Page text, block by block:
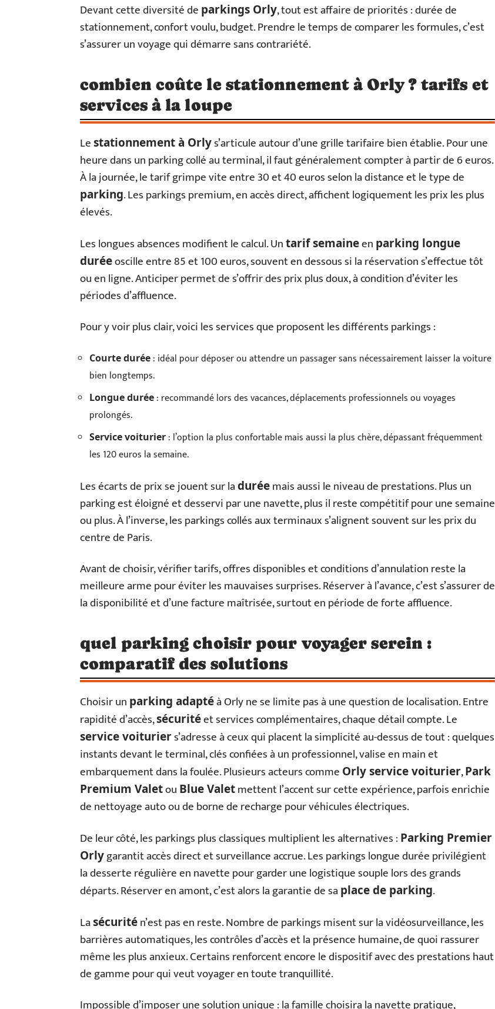
Devant cette diversité de parkings Orly, tout est affaire de priorités : durée de
stationnement, confort voulu, budget. Prendre le temps de comparer les formules, c’est
s’assurer un voyage qui démarre sans contrariété.
combien coûte le stationnement à Orly ? tarifs et
services à la loupe
Lestationnement à Orlys’articule autour d’une grille tarifaire bien établie. Pour une
heure dans un parking collé au terminal, il faut généralement compter à partir de 6 euros.
À la journée, le tarif grimpe vite entre 30 et 40 euros selon la distance et le type de
parking. Les parkings premium, en accès direct, affichent logiquement les prix les plus
élevés.
Les longues absences modifient le calcul. Untarif semaineen parking longue
duréeoscille entre 85 et 100 euros, souvent en dessous si la réservation s’effectue tôt
ou en ligne. Anticiper permet de s’offrir des prix plus doux, à condition d’éviter les
périodes d’affluence.
Pour y voir plus clair, voici les services que proposent les différents parkings :
Courte durée : idéal pour déposer ou attendre un passager sans nécessairement laisser la voiture
bien longtemps.
Longue durée : recommandé lors des vacances, déplacements professionnels ou voyages
prolongés.
Service voiturier : l’option la plus confortable mais aussi la plus chère, dépassant fréquemment
les 120 euros la semaine.
Les écarts de prix se jouent sur laduréemais aussi le niveau de prestations. Plus un
parking est éloigné et desservi par une navette, plus il reste compétitif pour une semaine
ou plus. À l’inverse, les parkings collés aux terminaux s’alignent souvent sur les prix du
centre de Paris.
Avant de choisir, vérifier tarifs, offres disponibles et conditions d’annulation reste la
meilleure arme pour éviter les mauvaises surprises. Réserver à l’avance, c’est s’assurer de
la disponibilité et d’une facture maîtrisée, surtout en période de forte affluence.
quel parking choisir pour voyager serein :
comparatif des solutions
Choisir un parking adaptéà Orly ne se limite pas à une question de localisation. Entre
rapidité d’accès,sécuritéet services complémentaires, chaque détail compte. Le
service voituriers’adresse à ceux qui placent la simplicité au-dessus de tout : quelques
instants devant le terminal, clés confiées à un professionnel, valise en main et
embarquement dans la foulée. Plusieurs acteurs comme Orly service voiturier,Park
Premium Valetou Blue Valetmettent l’accent sur cette expérience, parfois enrichie
de nettoyage auto ou de borne de recharge pour véhicules électriques.
De leur côté, les parkings plus classiques multiplient les alternatives :Parking Premier
Orlygarantit accès direct et surveillance accrue. Les parkings longue durée privilégient
la desserte régulière en navette pour garder une logistique souple lors des grands
départs. Réserver en amont, c’est alors la garantie de saplace de parking.
Lasécuritén’est pas en reste. Nombre de parkings misent sur la vidéosurveillance, les
barrières automatiques, les contrôles d’accès et la présence humaine, de quoi rassurer
même les plus anxieux. Certains renforcent encore le dispositif avec des prestations haut
de gamme pour qui veut voyager en toute tranquillité.
Impossible d’imposer une solution unique : la famille choisira la navette pratique,